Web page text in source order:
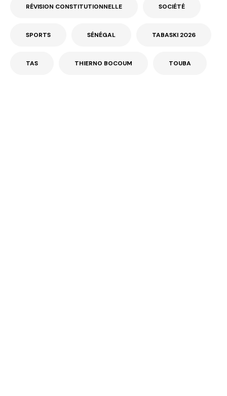
RÉVISION CONSTITUTIONNELLE SOCIÉTÉ
SPORTS SÉNÉGAL TABASKI 2026
TAS THIERNO BOCOUM TOUBA